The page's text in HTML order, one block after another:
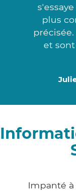
plus
et
Impanté